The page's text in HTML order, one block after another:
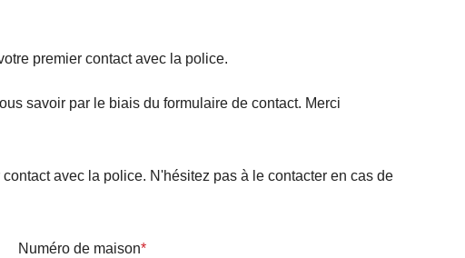
premier contact avec la police.
savoir par le biais du formulaire de contact. Merci
avec la police. N'hésitez pas à le contacter en cas de
Numéro de maison